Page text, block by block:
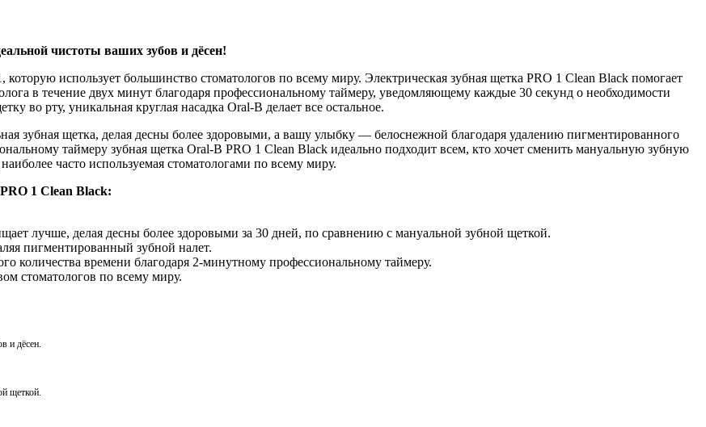
чистоты ваших зубов и дёсен!
использует большинство стоматологов по всему миру. Электрическая зубная щетка PRO 1 Clean Black помогает
в течение двух минут благодаря профессиональному таймеру, уведомляющему каждые 30 секунд о необходимости
во рту, уникальная круглая насадка Oral-B делает все остальное.
зубная щетка, делая десны более здоровыми, а вашу улыбку — белоснежной благодаря удалению пигментированного
таймеру зубная щетка Oral-B PRO 1 Clean Black идеально подходит всем, кто хочет сменить мануальную зубную
часто используемая стоматологами по всему миру.
1 Clean Black:
лучше, делая десны более здоровыми за 30 дней, по сравнению с мануальной зубной щеткой.
пигментированный зубной налет.
количества времени благодаря 2-минутному профессиональному таймеру.
стоматологов по всему миру.
и дёсен.
щеткой.